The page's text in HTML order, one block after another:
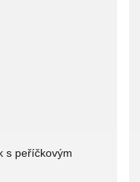
s peříčkovým